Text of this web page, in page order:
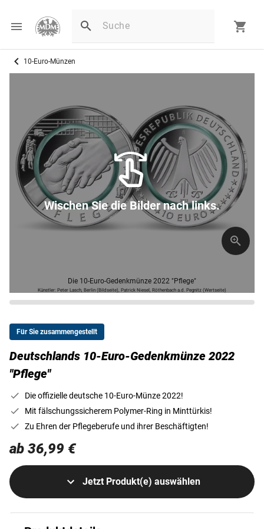
10-Euro-Münzen
Die 10-Euro-Gedenkmünze 2022 "Pflege"
Künstler: Peter Lasch, Berlin (Bildseite), Patrick Niesel, Röthenbach a.d. Pegnitz (Wertseite)
Wischen Sie die Bilder nach links.
Für Sie zusammengestellt
Deutschlands 10-Euro-Gedenkmünze 2022
"Pflege"
Die offizielle deutsche 10-Euro-Münze 2022!
Mit fälschungssicherem Polymer-Ring in Minttürkis!
Zu Ehren der Pflegeberufe und ihrer Beschäftigten!
ab 36,99 €
Jetzt Produkt(e) auswählen